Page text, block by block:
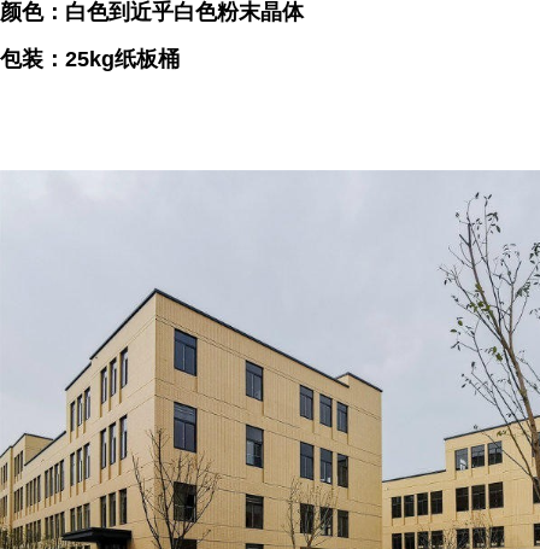
颜色：白色到近乎白色粉末晶体
包装：25kg纸板桶